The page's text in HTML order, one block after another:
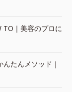
TO｜美容のプロに
たんメソッド｜